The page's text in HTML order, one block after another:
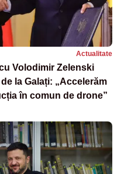
Actualitate
Volodimir Zelenski
la Galați: „Accelerăm
în comun de drone”